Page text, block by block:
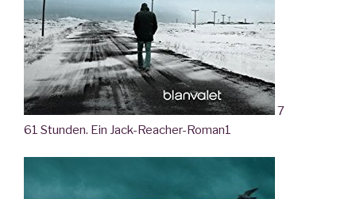
7
61 Stunden. Ein Jack-Reacher-Roman1